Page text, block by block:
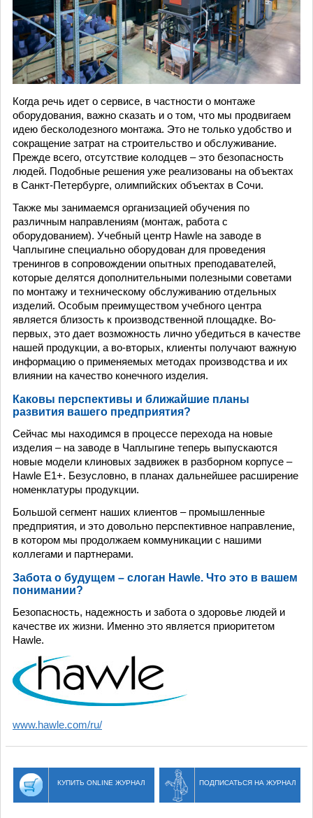
Когда речь идет о сервисе, в частности о монтаже
оборудования, важно сказать и о том, что мы продвигаем
идею бесколодезного монтажа. Это не только удобство и
сокращение затрат на строительство и обслуживание.
Прежде всего, отсутствие колодцев – это безопасность
людей. Подобные решения уже реализованы на объектах
в Санкт-Петербурге, олимпийских объектах в Сочи.
Также мы занимаемся организацией обучения по
различным направлениям (монтаж, работа с
оборудованием). Учебный центр Hawle на заводе в
Чаплыгине специально оборудован для проведения
тренингов в сопровождении опытных преподавателей,
которые делятся дополнительными полезными советами
по монтажу и техническому обслуживанию отдельных
изделий. Особым преимуществом учебного центра
является близость к производственной площадке. Во-
первых, это дает возможность лично убедиться в качестве
нашей продукции, а во-вторых, клиенты получают важную
информацию о применяемых методах производства и их
влиянии на качество конечного изделия.
Каковы перспективы и ближайшие планы
развития вашего предприятия?
Сейчас мы находимся в процессе перехода на новые
изделия – на заводе в Чаплыгине теперь выпускаются
новые модели клиновых задвижек в разборном корпусе –
Hawle E1+. Безусловно, в планах дальнейшее расширение
номенклатуры продукции.
Большой сегмент наших клиентов – промышленные
предприятия, и это довольно перспективное направление,
в котором мы продолжаем коммуникации с нашими
коллегами и партнерами.
Забота о будущем – слоган Hawle. Что это в вашем
понимании?
Безопасность, надежность и забота о здоровье людей и
качестве их жизни. Именно это является приоритетом
Hawle.
www.hawle.com/ru/
КУПИТЬ ONLINE ЖУРНАЛ ПОДПИСАТЬСЯ НА ЖУРНАЛ